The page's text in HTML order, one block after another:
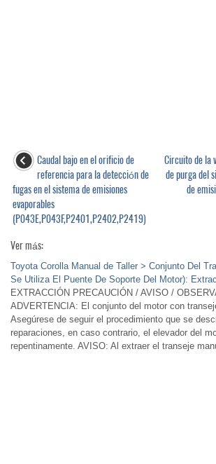
Caudal bajo en el orificio de
referencia para la detección de
fugas en el sistema de emisiones
evaporables
(P043E,P043F,P2401,P2402,P2419)
Circuito de la
de purga del
de
Ver más:
Toyota Corolla Manual de Taller > Conjunto Del
Se Utiliza El Puente De Soporte Del Motor):
EXTRACCIÓN PRECAUCIÓN / AVISO /
ADVERTENCIA: El conjunto del motor con
Asegúrese de seguir el procedimiento que se
reparaciones, en caso contrario, el elevador del
repentinamente. AVISO: Al extraer el transeje